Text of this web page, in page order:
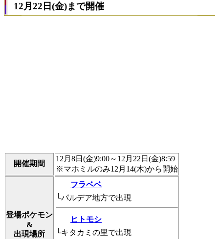
12月22日(金)まで開催
開催期間
12月8日(金)9:00～12月22日(金)8:59
※マホミルのみ12月14(木)から開始
登場ポケモン
&
出現場所
フラベベ
└パルデア地方で出現
ヒトモシ
└キタカミの里で出現